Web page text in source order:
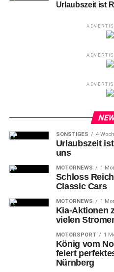
Urlaubszeit ist
SONSTIGES 4
Urlaubszeit
uns
MOTORNEWS 1
Schloss
Classic Cars
MOTORNEWS 1
Kia-Aktionen
vielen
MOTORSPORT 1
König vom
feiert
Nürnberg